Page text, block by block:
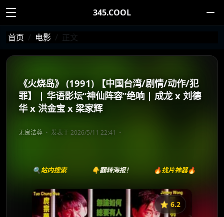
345.COOL
首页 电影 正文
《火烧岛》 (1991) 【中国台湾/剧情/动作/犯
罪】 | 华语影坛“神仙阵容”绝响 | 成龙 x 刘德
华 x 洪金宝 x 梁家辉
无良法尊 发表于 2026/5/11 22:41
🔍站内搜索 👇翻转海报！ 🔥找片神器🔥
⭐️ 6.2
《火烧岛》
⭐
收藏